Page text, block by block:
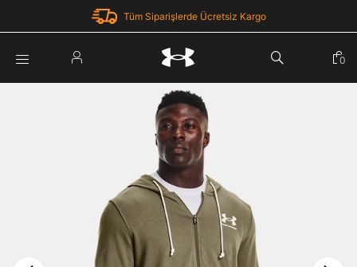
Tüm Siparişlerde Ücretsiz Kargo
Şifremi Unuttum
0
Parola Yenileme
Parolayı Yenile
Giriş Sayfasına Dön